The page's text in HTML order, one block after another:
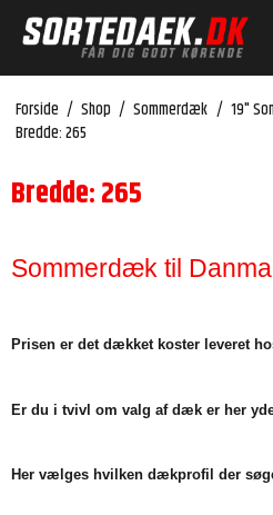
Forside / Shop / Sommerdæk / 19"
Bredde: 265
Bredde: 265
Sommerdæk til
Prisen er det dækket koster leveret
Er du i tvivl om valg af dæk er her
Her vælges hvilken dækprofil der